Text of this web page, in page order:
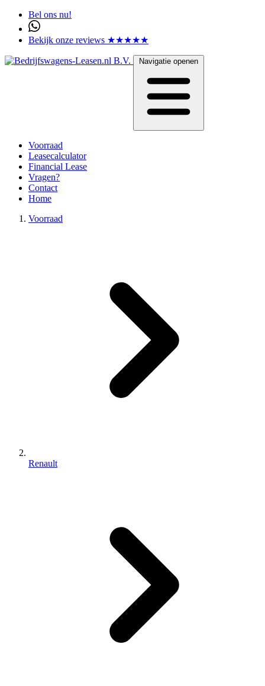
Bel ons nu!
Bekijk onze reviews ★★★★★
Navigatie openen
Voorraad
Leasecalculator
Financial Lease
Vragen?
Contact
Home
Voorraad
Renault